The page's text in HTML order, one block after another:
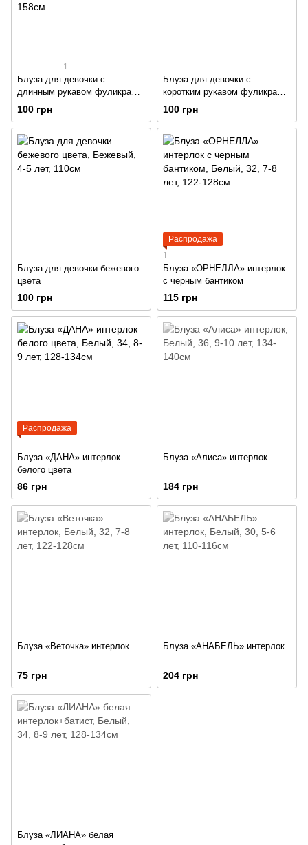
1
Блуза для девочки с
длинным рукавом фуликра
молочного цвета 314566
100 грн
Блуза для девочки с
коротким рукавом фуликра
белого цвета 304306
100 грн
Блуза для девочки бежевого
цвета
100 грн
Распродажа
1
Блуза «ОРНЕЛЛА» интерлок
с черным бантиком
115 грн
Распродажа
Блуза «ДАНА» интерлок
белого цвета
86 грн
Блуза «Алиса» интерлок
184 грн
Блуза «Веточка» интерлок
75 грн
Блуза «АНАБЕЛЬ» интерлок
204 грн
Блуза «ЛИАНА» белая